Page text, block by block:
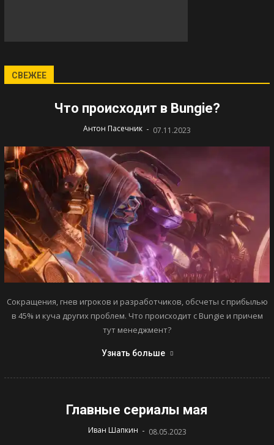
СВЕЖЕЕ
Что происходит в Bungie?
Антон Пасечник - 07.11.2023
Сокращения, гнев игроков и разработчиков, обсчеты с прибылью
в 45% и куча других проблем. Что происходит с Bungie и причем
тут менеджмент?
Узнать больше
Главные сериалы мая
Иван Шапкин - 08.05.2023